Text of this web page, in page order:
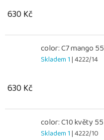
630 Kč
color: C7 mango 55
Skladem 1| 4222/14
630 Kč
color: C10 květy 55
Skladem 1| 4222/10